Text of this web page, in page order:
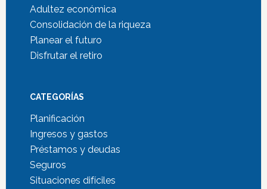
Adultez económica
Consolidación de la riqueza
Planear el futuro
Disfrutar el retiro
CATEGORÍAS
Planificación
Ingresos y gastos
Préstamos y deudas
Seguros
Situaciones difíciles